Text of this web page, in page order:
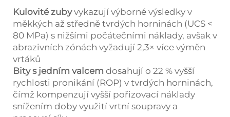
Kulovité zubyvykazují výborné výsledky v
měkkých až středně tvrdých horninách (UCS <
80 MPa) s nižšími počátečními náklady, avšak v
abrazivních zónách vyžadují 2,3× více výměn
vrtáků
Bity s jedním valcem dosahují o 22 % vyšší
rychlosti pronikání (ROP) v tvrdých horninách,
čímž kompenzují vyšší pořizovací náklady
snížením doby využití vrtní soupravy a